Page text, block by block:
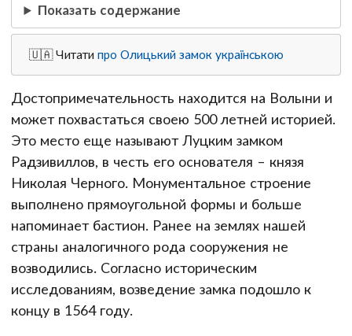
Показать содержание
🇺🇦 Читатипро Олицький замок українською
Достопримечательность находится на Волыни и
может похвастаться своею 500 летней историей.
Это место еще называют Луцким замком
Радзивиллов, в честь его основателя – князя
Николая Черного. Монументальное строение
выполнено прямоугольной формы и больше
напоминает бастион. Ранее на землях нашей
страны аналогичного рода сооружения не
возводились. Согласно историческим
исследованиям, возведение замка подошло к
концу в 1564 году.